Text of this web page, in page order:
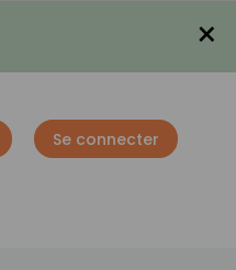
×
Se connecter